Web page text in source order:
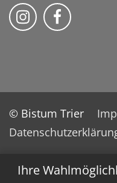
Ihre
Folge uns auf
Folge
© Bistum Trier